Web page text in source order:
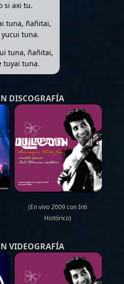
si axi tu.
tuna, ñañitai,
tuna.
tuna, ñañitai,
tuyai tuna.
DISCOGRAFÍA
(En vivo 2009 con Inti
Histórico)
VIDEOGRAFÍA